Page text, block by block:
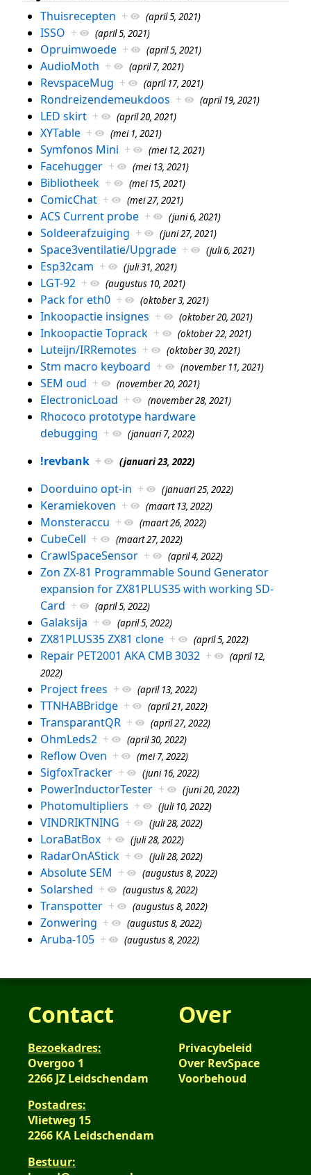
Thuisrecepten + (april 5, 2021)
ISSO + (april 5, 2021)
Opruimwoede + (april 5, 2021)
AudioMoth + (april 7, 2021)
RevspaceMug + (april 17, 2021)
Rondreizendemeukdoos + (april 19, 2021)
LED skirt + (april 20, 2021)
XYTable + (mei 1, 2021)
Symfonos Mini + (mei 12, 2021)
Facehugger + (mei 13, 2021)
Bibliotheek + (mei 15, 2021)
ComicChat + (mei 27, 2021)
ACS Current probe + (juni 6, 2021)
Soldeerafzuiging + (juni 27, 2021)
Space3ventilatie/Upgrade + (juli 6, 2021)
Esp32cam + (juli 31, 2021)
LGT-92 + (augustus 10, 2021)
Pack for eth0 + (oktober 3, 2021)
Inkoopactie insignes + (oktober 20, 2021)
Inkoopactie Toprack + (oktober 22, 2021)
Luteijn/IRRemotes + (oktober 30, 2021)
Stm macro keyboard + (november 11, 2021)
SEM oud + (november 20, 2021)
ElectronicLoad + (november 28, 2021)
Rhococo prototype hardware
debugging + (januari 7, 2022)
!revbank + (januari 23, 2022)
Doorduino opt-in + (januari 25, 2022)
Keramiekoven + (maart 13, 2022)
Monsteraccu + (maart 26, 2022)
CubeCell + (maart 27, 2022)
CrawlSpaceSensor + (april 4, 2022)
Zon ZX-81 Programmable Sound Generator
expansion for ZX81PLUS35 with working SD-
Card + (april 5, 2022)
Galaksija + (april 5, 2022)
ZX81PLUS35 ZX81 clone + (april 5, 2022)
Repair PET2001 AKA CMB 3032 +
(april 12,
2022)
Project frees + (april 13, 2022)
TTNHABBridge + (april 21, 2022)
TransparantQR + (april 27, 2022)
OhmLeds2 + (april 30, 2022)
Reflow Oven + (mei 7, 2022)
SigfoxTracker + (juni 16, 2022)
PowerInductorTester + (juni 20, 2022)
Photomultipliers + (juli 10, 2022)
VINDRIKTNING + (juli 28, 2022)
LoraBatBox + (juli 28, 2022)
RadarOnAStick + (juli 28, 2022)
Absolute SEM + (augustus 8, 2022)
Solarshed + (augustus 8, 2022)
Transpotter + (augustus 8, 2022)
Zonwering + (augustus 8, 2022)
Aruba-105 + (augustus 8, 2022)
Contact
Bezoekadres:
Overgoo 1
2266 JZ Leidschendam
Postadres:
Vlietweg 15
2266 KA Leidschendam
Bestuur:
Over
Privacybeleid
Over RevSpace
Voorbehoud